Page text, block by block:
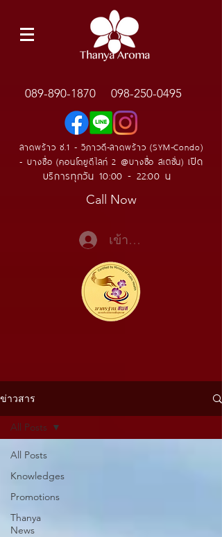
089-890-1870 098-250-0495
ลาดพร้าว ซ.1 - วิภาวดี-ลาดพร้าว (SYM-Condo)
- บางซื่อ (คอนโดยูดีไลท์ 2 @บางซื่อ สเตชั่น)เปิด
บริการทุกวัน 10:00 - 22:00 น
Call Now
เข้าสู่ระบบ
ข่าวสาร
All Posts
Knowledges
Promotions
Thanya
News
All Posts